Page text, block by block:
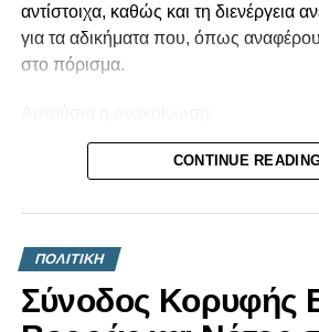
αντίστοιχα, καθώς και τη διενέργεια
για τα αδικήματα που, όπως
στο πόρισμα.
Το Πόρισμα της Αρχής Κατά της
βιώνει από το σύστημα εξουσίας
Αναστασιάδη-ΔΗΣΥ αλλά και τις
της διαφθοράς. Τα αδικήματα για τα
τέως Πρόεδρος της Δημοκρατίας, Ν.
CONTINUE
ΠΟΛΙΤΙΚΗ
Σύνοδος Κορυφής